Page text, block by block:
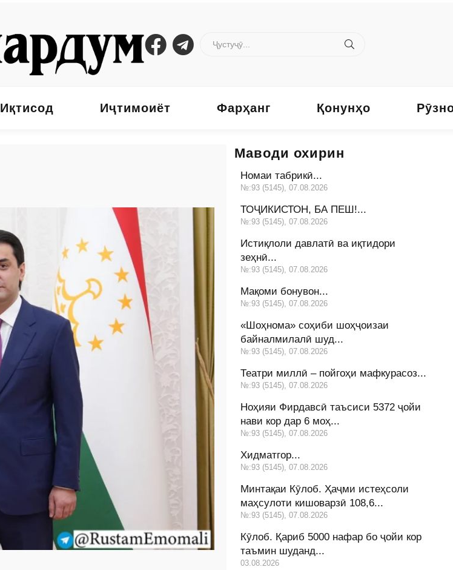
Иқтисод Иҷтимоиёт Фарҳанг Қонунҳо
Маводи охирин
Номаи табрикӣ...
№:93 (5145), 07.08.2026
ТОҶИКИСТОН, БА ПЕШ!...
№:93 (5145), 07.08.2026
Истиқлоли давлатӣ ва иқтидори
зеҳнӣ...
№:93 (5145), 07.08.2026
Мақоми бонувон...
№:93 (5145), 07.08.2026
«Шоҳнома» соҳиби шоҳҷоизаи
байналмилалӣ шуд...
№:93 (5145), 07.08.2026
Театри миллӣ – пойгоҳи мафкурасоз...
№:93 (5145), 07.08.2026
Ноҳияи Фирдавсӣ таъсиси 5372 ҷойи
нави кор дар 6 моҳ...
№:93 (5145), 07.08.2026
Хидматгор...
№:93 (5145), 07.08.2026
Минтақаи Кӯлоб. Ҳаҷми истеҳсоли
маҳсулоти кишоварзӣ 108,6...
№:93 (5145), 07.08.2026
Кӯлоб. Қариб 5000 нафар бо ҷойи кор
таъмин шуданд...
03.08.2026